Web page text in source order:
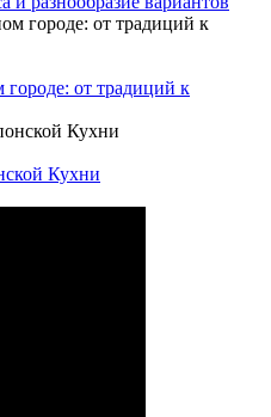
от традиций к
Кухни